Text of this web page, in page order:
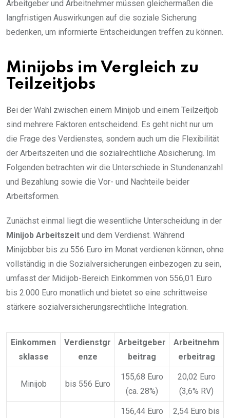
Arbeitgeber und Arbeitnehmer müssen gleichermaßen die
langfristigen Auswirkungen auf die soziale Sicherung
bedenken, um informierte Entscheidungen treffen zu können.
Minijobs im Vergleich zu
Teilzeitjobs
Bei der Wahl zwischen einem Minijob und einem Teilzeitjob
sind mehrere Faktoren entscheidend. Es geht nicht nur um
die Frage des Verdienstes, sondern auch um die Flexibilität
der Arbeitszeiten und die sozialrechtliche Absicherung. Im
Folgenden betrachten wir die Unterschiede in Stundenanzahl
und Bezahlung sowie die Vor- und Nachteile beider
Arbeitsformen.
Zunächst einmal liegt die wesentliche Unterscheidung in der
Minijob Arbeitszeit und dem Verdienst. Während
Minijobber bis zu 556 Euro im Monat verdienen können, ohne
vollständig in die Sozialversicherungen einbezogen zu sein,
umfasst der Midijob-Bereich Einkommen von 556,01 Euro
bis 2.000 Euro monatlich und bietet so eine schrittweise
stärkere sozialversicherungsrechtliche Integration.
Einkommen
sklasse
Verdienstgr
enze
Arbeitgeber
beitrag
Arbeitnehm
erbeitrag
Minijob bis 556 Euro
155,68 Euro
(ca. 28%)
20,02 Euro
(3,6% RV)
156,44 Euro
2,54 Euro bis